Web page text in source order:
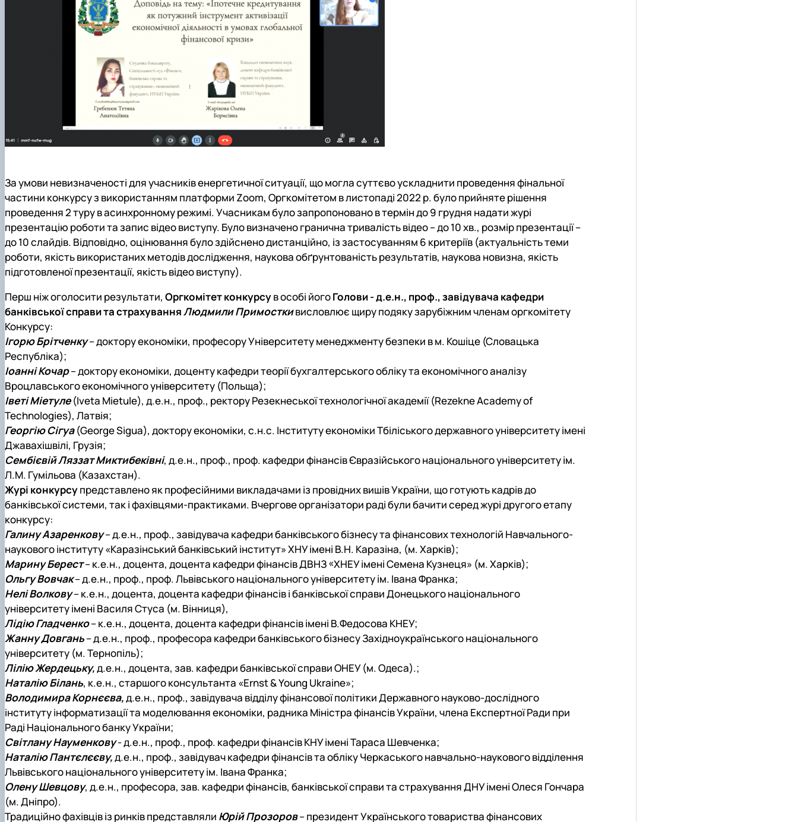
За умови невизначеності для учасників енергетичної ситуації, що могла суттєво ускладнити проведення фінальної
частини конкурсу з використанням платформи Zoom, Оргкомітетом в листопаді 2022 р. було прийняте рішення
проведення 2 туру в асинхронному режимі. Учасникам було запропоновано в термін до 9 грудня надати журі
презентацію роботи та запис відео виступу. Було визначено гранична тривалість відео – до 10 хв., розмір презентації –
до 10 слайдів. Відповідно, оцінювання було здійснено дистанційно, із застосуванням 6 критеріїв (актуальність теми
роботи, якість використаних методів дослідження, наукова обґрунтованість результатів, наукова новизна, якість
підготовленої презентації, якість відео виступу).
Перш ніж оголосити результати, Оргкомітет конкурсув особі йогоГолови - д.е.н., проф., завідувача кафедри
банківської справи та страхуванняЛюдмили Примосткивисловлює щиру подяку зарубіжним членам оргкомітету
Конкурсу:
Ігорю Брітченку– доктору економіки, професору Університету менеджменту безпеки в м. Кошіце (Словацька
Республіка);
Іоанні Кочар– доктору економіки, доценту кафедри теорії бухгалтерського обліку та економічного аналізу
Вроцлавського економічного університету (Польща);
Іветі Міетуле(Iveta Mietule), д.е.н., проф., ректору Резекнеської технологічної академії (Rezekne Academy of
Technologies), Латвія;
Георгію Сігуа(George Sigua), доктору економіки, с.н.с. Інституту економіки Тбіліського державного університету імені
Джавахішвілі, Грузія;
Сембієвій Ляззат Миктибеківні, д.е.н., проф., проф. кафедри фінансів Євразійського національного університету ім.
Л.М. Гумільова (Казахстан).
Журі конкурсупредставлено як професійними викладачами із провідних вишів України, що готують кадрів до
банківської системи, так і фахівцями-практиками. Вчергове організатори раді були бачити серед журі другого етапу
конкурсу:
Галину Азаренкову– д.е.н., проф., завідувача кафедри банківського бізнесу та фінансових технологій Навчального-
наукового інституту «Каразінський банківський інститут» ХНУ імені В.Н. Каразіна, (м. Харків);
Марину Берест– к.е.н., доцента, доцента кафедри фінансів ДВНЗ «ХНЕУ імені Семена Кузнеця» (м. Харків);
Ольгу Вовчак– д.е.н., проф., проф. Львівського національного університету ім. Івана Франка;
Нелі Волкову– к.е.н., доцента, доцента кафедри фінансів і банківської справи Донецького національного
університету імені Василя Стуса (м. Вінниця),
Лідію Гладченко– к.е.н., доцента, доцента кафедри фінансів імені В.Федосова КНЕУ;
Жанну Довгань– д.е.н., проф., професора кафедри банківського бізнесу Західноукраїнського національного
університету (м. Тернопіль);
Лілію Жердецьку,д.е.н., доцента, зав. кафедри банківської справи ОНЕУ (м. Одеса).;
Наталію Білань, к.е.н., старшого консультанта «Ernst & Young Ukraine»;
Володимира Корнєєва,д.е.н., проф., завідувача відділу фінансової політики Державного науково-дослідного
інституту інформатизації та моделювання економіки, радника Міністра фінансів України, члена Експертної Ради при
Раді Національного банку України;
Світлану Науменкову- д.е.н., проф., проф. кафедри фінансів КНУ імені Тараса Шевченка;
Наталію Пантєлєєву,д.е.н., проф., завідувач кафедри фінансів та обліку Черкаського навчально-наукового відділення
Львівського національного університету ім. Івана Франка;
Олену Шевцову, д.е.н., професора, зав. кафедри фінансів, банківської справи та страхування ДНУ імені Олеся Гончара
(м. Дніпро).
Традиційно фахівців із ринків представляли Юрій Прозоров– президент Українського товариства фінансових